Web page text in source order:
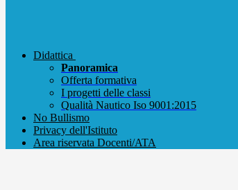
Didattica
Panoramica
Offerta formativa
I progetti delle classi
Qualità Nautico Iso 9001:2015
No Bullismo
Privacy dell'Istituto
Area riservata Docenti/ATA